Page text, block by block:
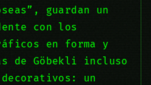
guardan un
con los
en forma y
de Göbekli incluso
un